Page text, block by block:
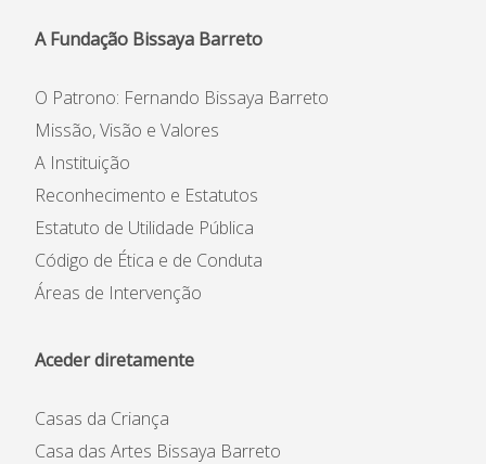
A Fundação Bissaya Barreto
O Patrono: Fernando Bissaya Barreto
Missão, Visão e Valores
A Instituição
Reconhecimento e Estatutos
Estatuto de Utilidade Pública
Código de Ética e de Conduta
Áreas de Intervenção
Aceder diretamente
Casas da Criança
Casa das Artes Bissaya Barreto